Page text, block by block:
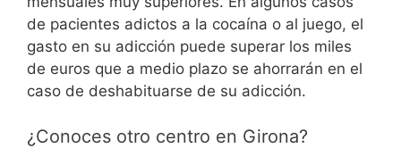
de pacientes adictos a la cocaína o al juego, el
gasto en su adicción puede superar los miles
de euros que a medio plazo se ahorrarán en el
caso de deshabituarse de su adicción.
¿Conoces otro centro en Girona?